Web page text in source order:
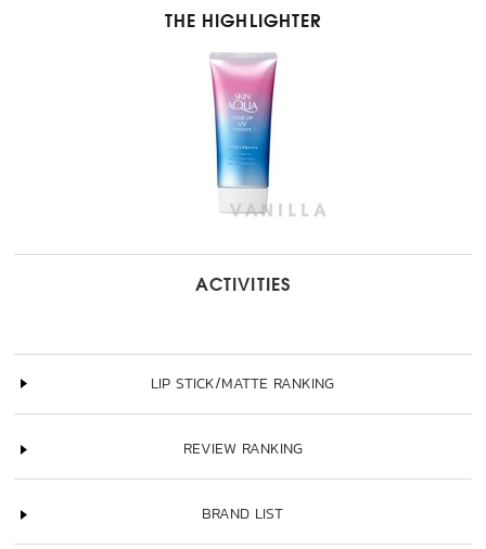
THE HIGHLIGHTER
ACTIVITIES
LIP STICK/MATTE RANKING
REVIEW RANKING
BRAND LIST